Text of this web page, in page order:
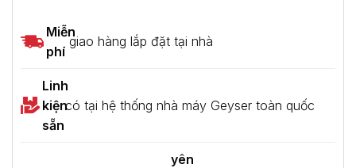
Miễn
phí
giao hàng lắp đặt tại nhà
Linh
kiện
sẵn
có tại hệ thống nhà máy Geyser toàn quốc
yên